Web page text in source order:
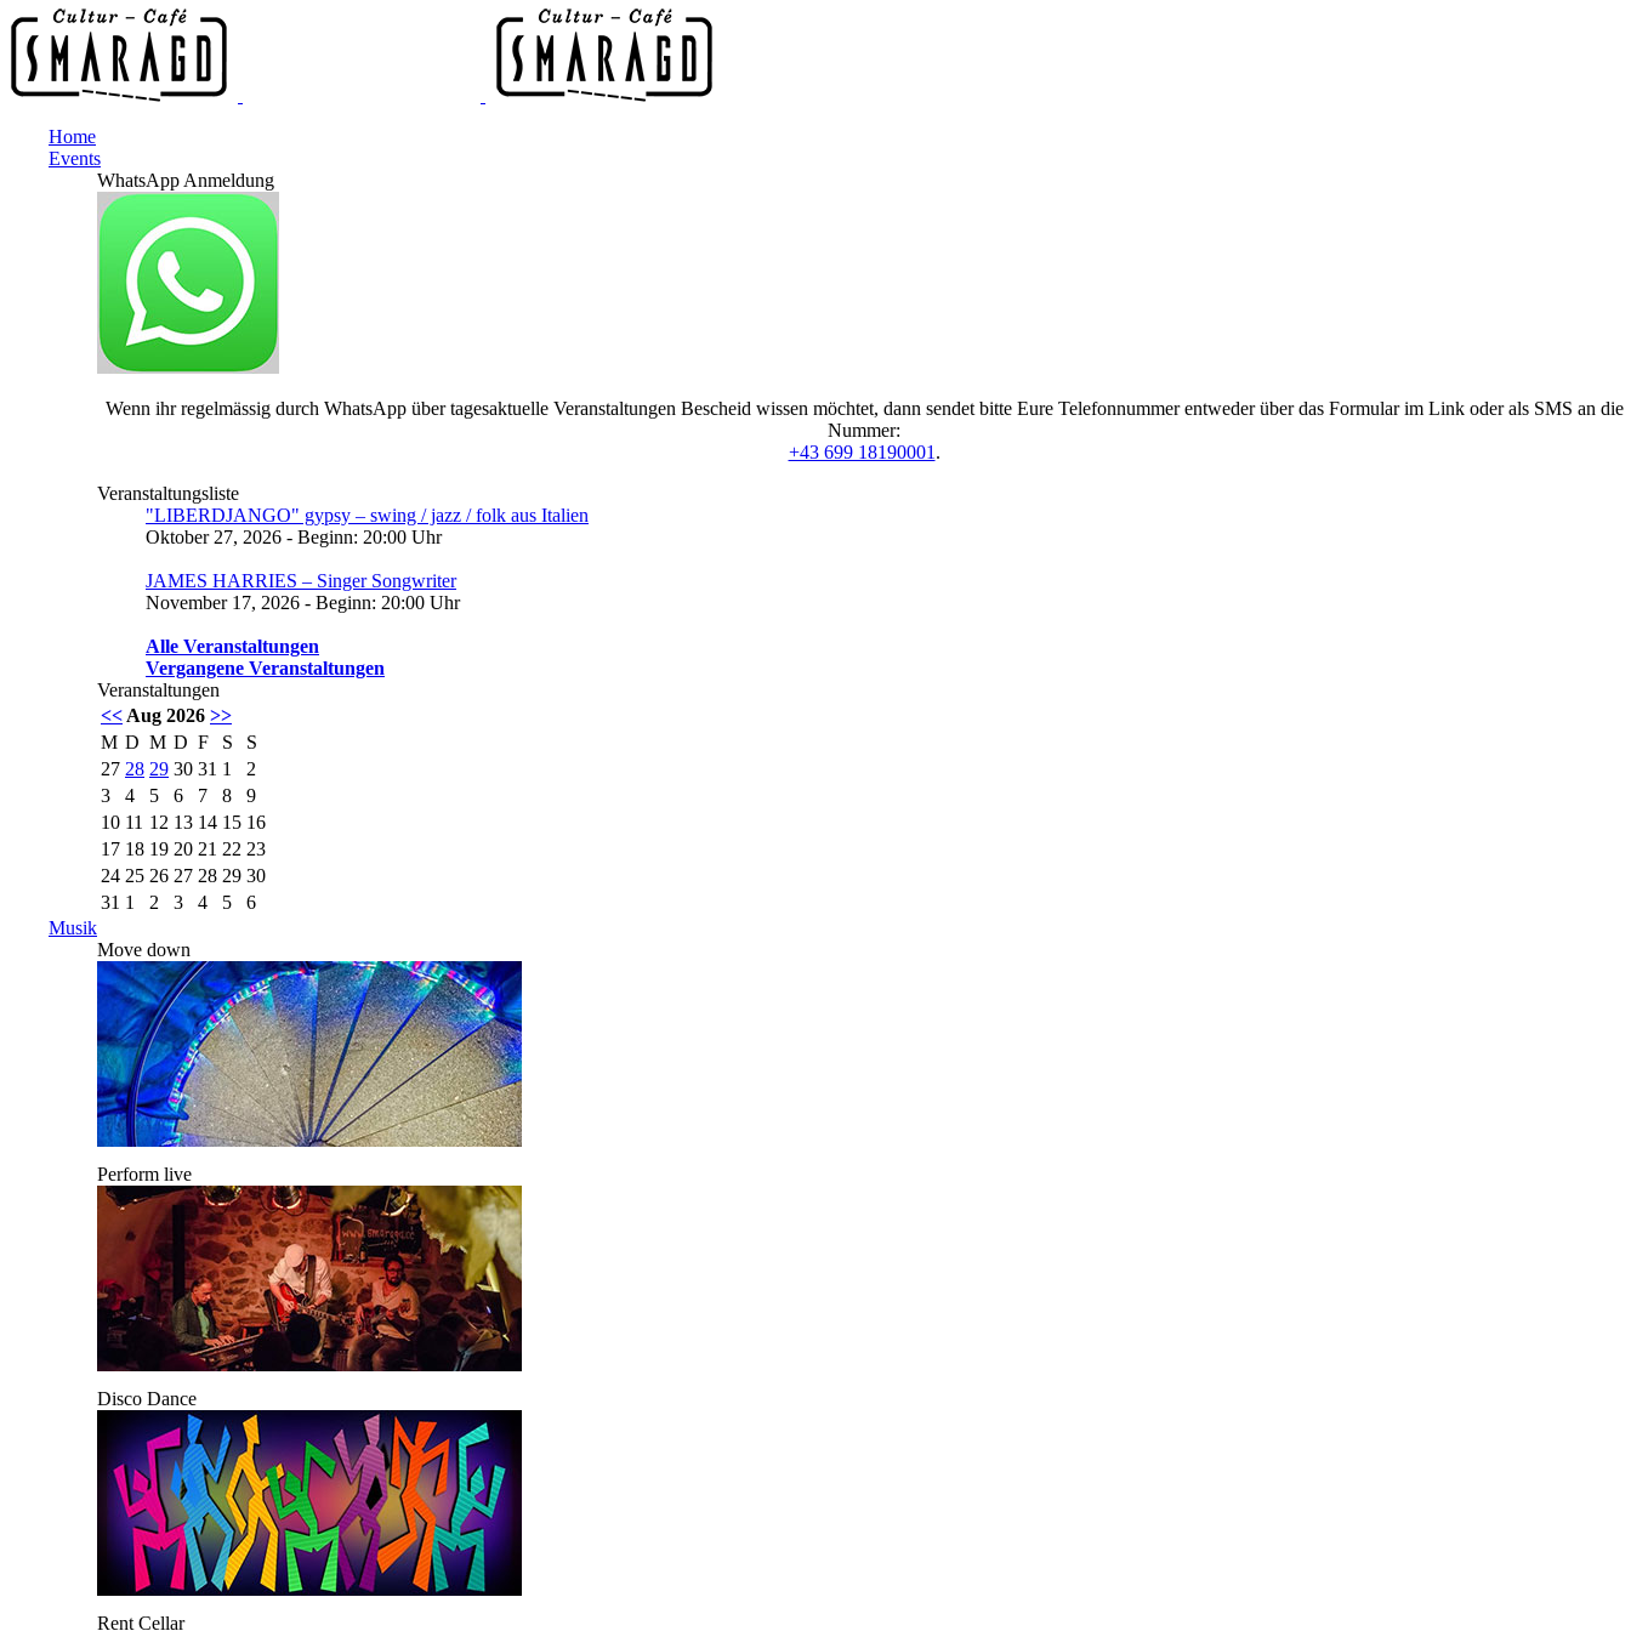
Home
Events
WhatsApp Anmeldung
Wenn ihr regelmässig durch WhatsApp über tagesaktuelle Veranstaltungen Bescheid wissen möchtet, dann sendet bitte Eure Telefonnummer entweder über das Formular im Link oder als SMS an die
Nummer:
+43 699 18190001 .
Veranstaltungsliste
"LIBERDJANGO" gypsy – swing / jazz / folk aus Italien
Oktober 27, 2026 - Beginn: 20:00 Uhr
JAMES HARRIES – Singer Songwriter
November 17, 2026 - Beginn: 20:00 Uhr
Alle Veranstaltungen
Vergangene Veranstaltungen
Veranstaltungen
<< Aug 2026 >>
M D M D F S
S
27 28 29 30 31 1
2
3
4 5 6 7 8
9
10 11 12 13 14 15 16
17 18 19 20 21 22 23
24 25 26 27 28 29 30
31 1 2 3 4 5
6
Musik
Move down
Perform live
Disco Dance
Rent Cellar